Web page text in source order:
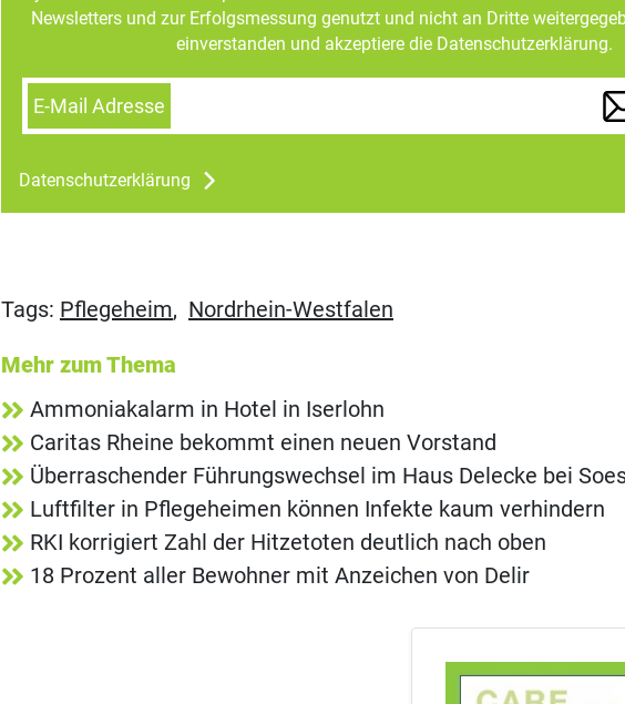
Newsletters und zur Erfolgsmessung genutzt und nicht an Dritte
einverstanden und akzeptiere die Datenschutzerklärung.
E-Mail Adresse
Datenschutzerklärung
Tags: Pflegeheim, Nordrhein-Westfalen
Mehr zum Thema
Ammoniakalarm in Hotel in Iserlohn
Caritas Rheine bekommt einen neuen Vorstand
Überraschender Führungswechsel im Haus Delecke bei
Luftfilter in Pflegeheimen können Infekte kaum verhindern
RKI korrigiert Zahl der Hitzetoten deutlich nach oben
18 Prozent aller Bewohner mit Anzeichen von Delir